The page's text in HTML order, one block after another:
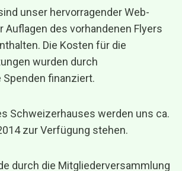
unser hervorragender Web-
des vorhandenen Flyers
Die Kosten für die
wurden durch
finanziert.
Schweizerhauses werden uns ca.
zur Verfügung stehen.
durch die Mitgliederversammlung